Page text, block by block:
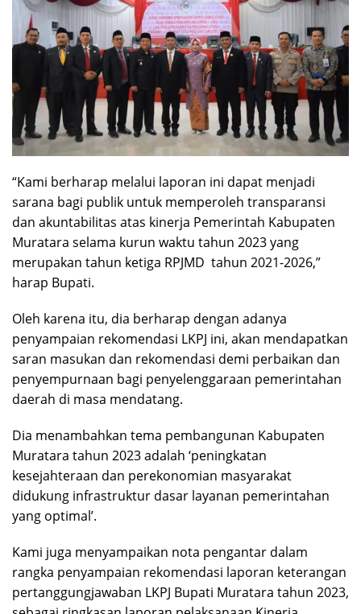
“Kami berharap melalui laporan ini dapat menjadi
sarana bagi publik untuk memperoleh transparansi
dan akuntabilitas atas kinerja Pemerintah Kabupaten
Muratara selama kurun waktu tahun 2023 yang
merupakan tahun ketiga RPJMD tahun 2021-2026,”
harap Bupati.
Oleh karena itu, dia berharap dengan adanya
penyampaian rekomendasi LKPJ ini, akan mendapatkan
saran masukan dan rekomendasi demi perbaikan dan
penyempurnaan bagi penyelenggaraan pemerintahan
daerah di masa mendatang.
Dia menambahkan tema pembangunan Kabupaten
Muratara tahun 2023 adalah ‘peningkatan
kesejahteraan dan perekonomian masyarakat
didukung infrastruktur dasar layanan pemerintahan
yang optimal’.
Kami juga menyampaikan nota pengantar dalam
rangka penyampaian rekomendasi laporan keterangan
pertanggungjawaban LKPJ Bupati Muratara tahun 2023,